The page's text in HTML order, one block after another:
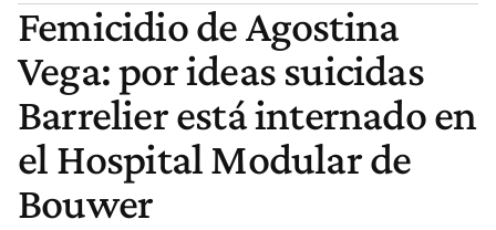
Femicidio de Agostina
Vega: por ideas suicidas
Barrelier está internado en
el Hospital Modular de
Bouwer